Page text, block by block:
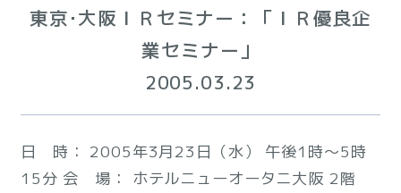
東京･大阪ＩＲセミナー：「ＩＲ優良企
業セミナー」
2005.03.23
日 時： 2005年3月23日（水） 午後1時～5時
15分 会 場： ホテルニューオータニ大阪 2階